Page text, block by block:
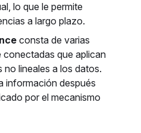
lo que le permite
a largo plazo.
consta de varias
que aplican
lineales a los datos.
información después
por el mecanismo